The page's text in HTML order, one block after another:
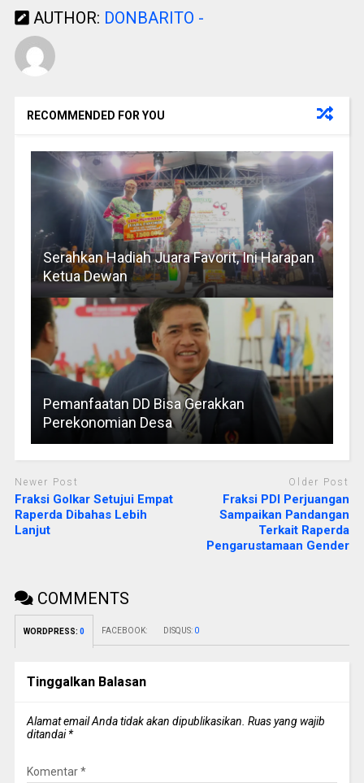
AUTHOR: DONBARITO -
RECOMMENDED FOR YOU
Serahkan Hadiah Juara Favorit, Ini Harapan
Ketua Dewan
Pemanfaatan DD Bisa Gerakkan
Perekonomian Desa
Newer Post
Fraksi Golkar Setujui Empat
Raperda Dibahas Lebih
Lanjut
Older Post
Fraksi PDI Perjuangan
Sampaikan Pandangan
Terkait Raperda
Pengarustamaan Gender
COMMENTS
WORDPRESS: 0 FACEBOOK: DISQUS: 0
Tinggalkan Balasan
Alamat email Anda tidak akan dipublikasikan. Ruas yang wajib
ditandai*
Komentar*